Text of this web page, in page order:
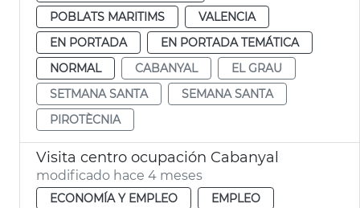
POBLATS MARITIMS
VALENCIA
EN PORTADA
EN PORTADA TEMÁTICA
NORMAL
CABANYAL
EL GRAU
SETMANA SANTA
SEMANA SANTA
PIROTÈCNIA
Visita centro ocupación Cabanyal
modificado hace 4 meses
ECONOMÍA Y EMPLEO
EMPLEO